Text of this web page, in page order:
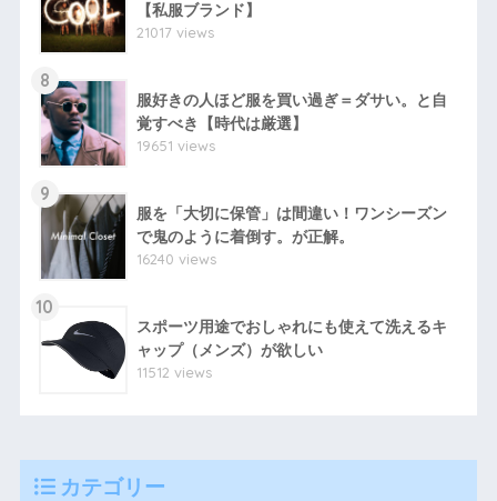
【私服ブランド】
21017 views
8
服好きの人ほど服を買い過ぎ＝ダサい。と自
覚すべき【時代は厳選】
19651 views
9
服を「大切に保管」は間違い！ワンシーズン
で鬼のように着倒す。が正解。
16240 views
10
スポーツ用途でおしゃれにも使えて洗えるキ
ャップ（メンズ）が欲しい
11512 views
カテゴリー